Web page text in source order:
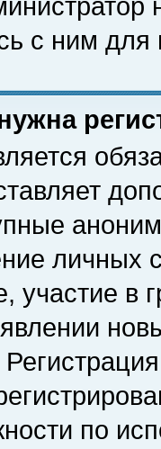
с ним для
личных
участие в
по